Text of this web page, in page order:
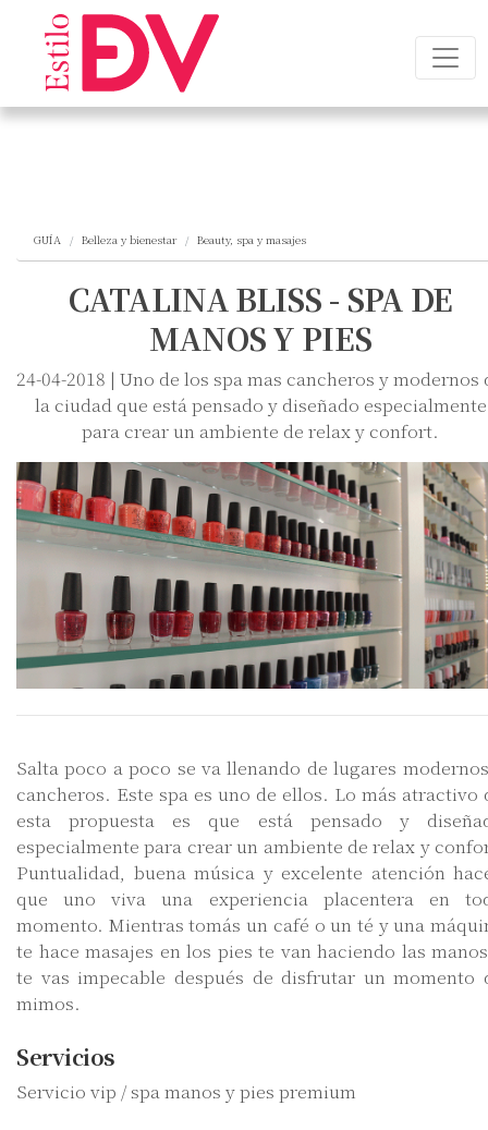
GUÍA Belleza y bienestar Beauty, spa y masajes
CATALINA BLISS - SPA DE
MANOS Y PIES
24-04-2018 | Uno de los spa mas cancheros y modernos
la ciudad que está pensado y diseñado especialmente
para crear un ambiente de relax y confort.
Salta poco a poco se va llenando de lugares
cancheros. Este spa es uno de ellos. Lo más atractivo
esta propuesta es que está pensado y
especialmente para crear un ambiente de relax y
Puntualidad, buena música y excelente atención
que uno viva una experiencia placentera en
momento. Mientras tomás un café o un té y una
te hace masajes en los pies te van haciendo las
te vas impecable después de disfrutar un momento
mimos.
Servicios
Servicio vip / spa manos y pies premium